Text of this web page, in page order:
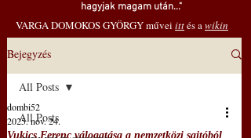
hagyjak magam után..."
VARGA DOMOKOS GYÖRGY művei ittés awikin
Bejegyzés
All Posts
All Posts
Vukics Ferenc válogatása a nemzetközi sajtóból
dombi52
2025. nov. 24.